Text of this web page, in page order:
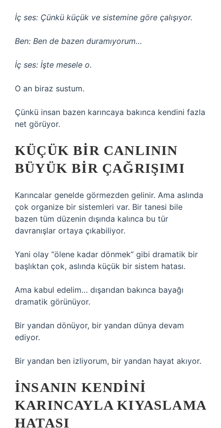
İç ses: Çünkü küçük ve sistemine göre çalışıyor.
Ben: Ben de bazen duramıyorum…
İç ses: İşte mesele o.
O an biraz sustum.
Çünkü insan bazen karıncaya bakınca kendini fazla
net görüyor.
KÜÇÜK BIR CANLININ
BÜYÜK BIR ÇAĞRIŞIMI
Karıncalar genelde görmezden gelinir. Ama aslında
çok organize bir sistemleri var. Bir tanesi bile
bazen tüm düzenin dışında kalınca bu tür
davranışlar ortaya çıkabiliyor.
Yani olay “ölene kadar dönmek” gibi dramatik bir
başlıktan çok, aslında küçük bir sistem hatası.
Ama kabul edelim… dışarıdan bakınca bayağı
dramatik görünüyor.
Bir yandan dönüyor, bir yandan dünya devam
ediyor.
Bir yandan ben izliyorum, bir yandan hayat akıyor.
İNSANIN KENDINI
KARINCAYLA KIYASLAMA
HATASI